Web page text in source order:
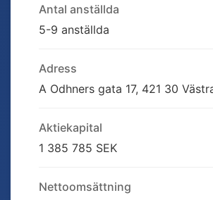
Antal anställda
5-9 anställda
Adress
A Odhners gata 17, 421 30
Aktiekapital
1 385 785 SEK
Nettoomsättning